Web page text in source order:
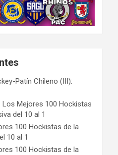
Patín Chileno (III):
Los Mejores 100 Hockistas
del 10 al 1
100 Hockistas de la
10 al 1
100 Hockistas de la